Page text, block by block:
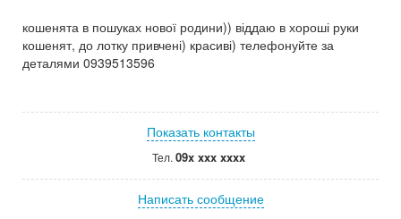
кошенята в пошуках нової родини)) віддаю в хороші руки
кошенят, до лотку привчені) красиві) телефонуйте за
деталями 0939513596
Показать контакты
Тел. 09x xxx xxxx
Написать сообщение